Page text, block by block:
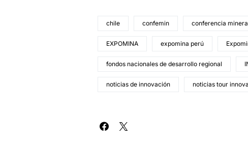
chile confemin conferencia minera
EXPOMINA expomina perú
fondos nacionales de desarrollo regional
noticias de innovación noticias tour